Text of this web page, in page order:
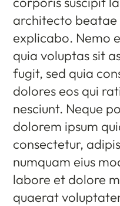
architecto
explicabo. Nemo
quia voluptas sit
fugit, sed quia
dolores eos qui
nesciunt. Neque
dolorem ipsum
consectetur,
numquam eius
labore et dolore
quaerat